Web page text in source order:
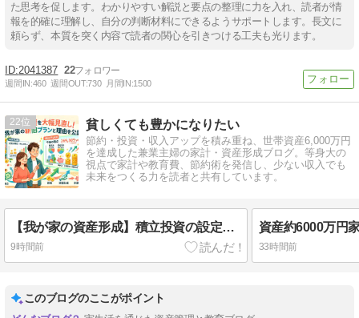
た思考を促します。わかりやすい解説と要点の整理に力を入れ、読者が情
報を的確に理解し、自分の判断材料にできるようサポートします。長文に
頼らず、本質を突く内容で読者の関心を引きつける工夫も光ります。
2041387 22
週間IN:460 週間OUT:730 月間IN:1500
22 貧しくても豊かになりたい
節約・投資・収入アップを積み重ね、世帯資産6,000万円
を達成した兼業主婦の家計・資産形成ブログ。等身大の
視点で家計や教育費、節約術を発信し、少ない収入でも
未来をつくる力を読者と共有しています。
【我が家の資産形成】積立投資の設定を大幅に見直し⌇ 新旧プランと増額の理由を公開します
9時間前 33時間前
このブログのここがポイント